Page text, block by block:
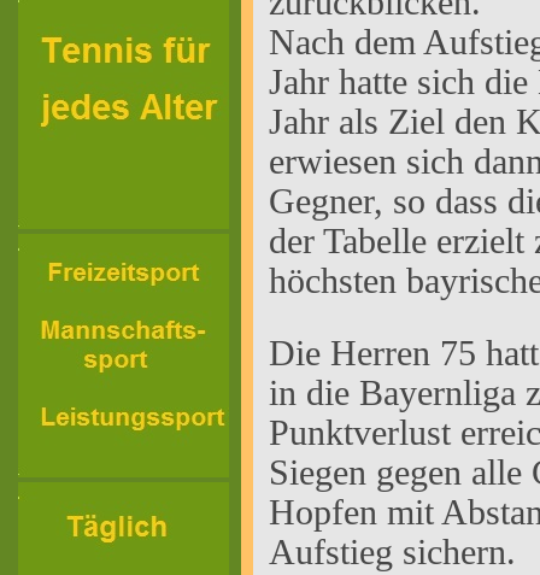
Nach dem
Jahr hatte sich
Jahr als Ziel den
erwiesen sich
Gegner, so dass
der Tabelle
höchsten
Die Herren 75
in die Bayernliga
Punktverlust
Siegen gegen
Hopfen mit
Aufstieg sichern.